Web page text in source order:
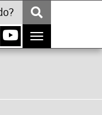
Toggle
navigation